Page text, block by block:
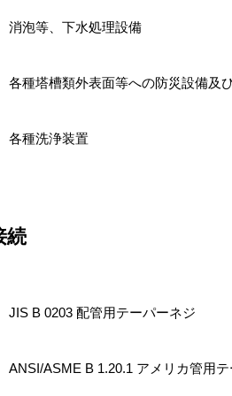
消泡等、下水処理設備
各種塔槽類外表面等への防災設備及
各種洗浄装置
続
JIS B 0203 配管用テーパーネジ
ANSI/ASME B 1.20.1 アメリカ管用